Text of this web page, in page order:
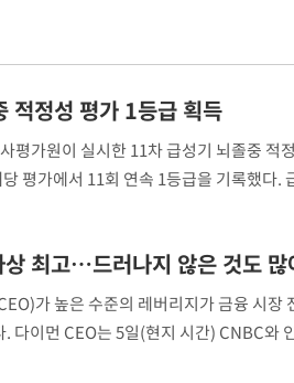
지역
망지 못
]
선제 대
'
소
적정성 평가 1등급 획득
평가원이 실시한 11차 급성기 뇌졸중 적
평가에서 11회 연속 1등급을 기록했다.
신속하고 적절한 진료가 이뤄지고 있는
최고…드러나지 않은 것도
가 높은 수준의 레버리지가 금융 시장
. 다이먼 CEO는 5일(현지 시간) CNBC
로커리지, 헤지펀드, 상장지수펀드